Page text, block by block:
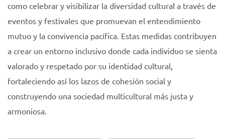
como celebrar y visibilizar la diversidad cultural a través de
eventos y festivales que promuevan el entendimiento
mutuo y la convivencia pacífica. Estas medidas contribuyen
a crear un entorno inclusivo donde cada individuo se sienta
valorado y respetado por su identidad cultural,
fortaleciendo así los lazos de cohesión social y
construyendo una sociedad multicultural más justa y
armoniosa.